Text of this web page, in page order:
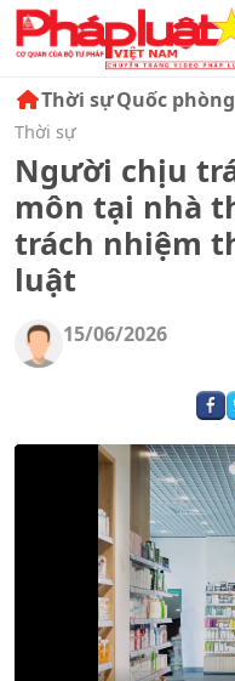
Thời sựQuốc
Thời sự
Người chịu
môn tại nhà
trách nhiệm
luật
15/06/2026